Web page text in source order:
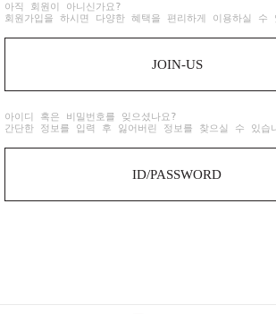
아직 회원이 아니신가요?
회원가입을 하시면 다양한 혜택을 편리하게 이용하실 수
JOIN-US
아이디 혹은 비밀번호를 잊으셨나요?
간단한 정보를 입력 후 잃어버린 정보를 찾으실 수 있습
ID/PASSWORD